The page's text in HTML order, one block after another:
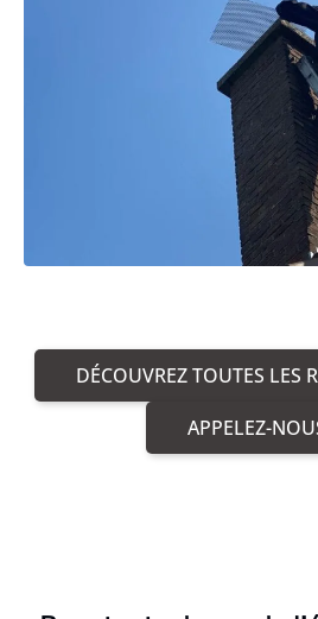
DÉCOUVREZ TOUTES LES
APPELEZ-